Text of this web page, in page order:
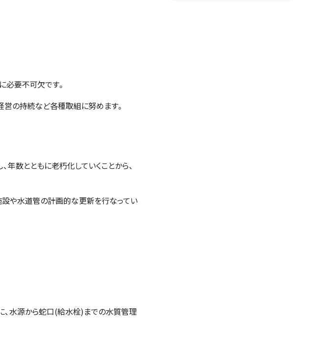
必要不可欠です。
営の持続など各種取組に努めます。
数とともに老朽化していくことから、
や水道管の計画的な更新を行なってい
、水源から蛇口(給水栓)までの水質管理